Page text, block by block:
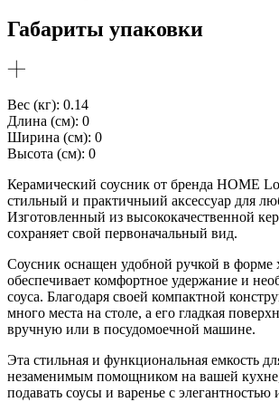
Габариты упаковки
Вес (кг): 0.14
Длина (см): 0
Ширина (см): 0
Высота (см): 0
Керамический соусник от бренда HOME
стильный и практичныий аксессуар для
Изготовленный из высококачественной
сохраняет свой первоначальный вид.
Соусник оснащен удобной ручкой в форме
обеспечивает комфортное удержание и
соуса. Благодаря своей компактной
много места на столе, а его гладкая
вручную или в посудомоечной машине.
Эта стильная и функциональная емкость
незаменимым помощником на вашей
подавать соусы и варенье с элегантностью